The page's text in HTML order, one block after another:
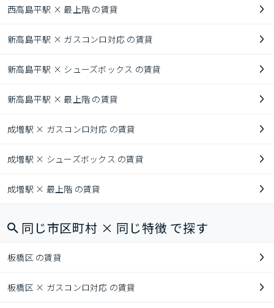
西高島平駅 × 最上階 の賃貸
新高島平駅 × ガスコンロ対応 の賃貸
新高島平駅 × シューズボックス の賃貸
新高島平駅 × 最上階 の賃貸
成増駅 × ガスコンロ対応 の賃貸
成増駅 × シューズボックス の賃貸
成増駅 × 最上階 の賃貸
同じ市区町村 × 同じ特徴 で探す
板橋区 の賃貸
板橋区 × ガスコンロ対応 の賃貸